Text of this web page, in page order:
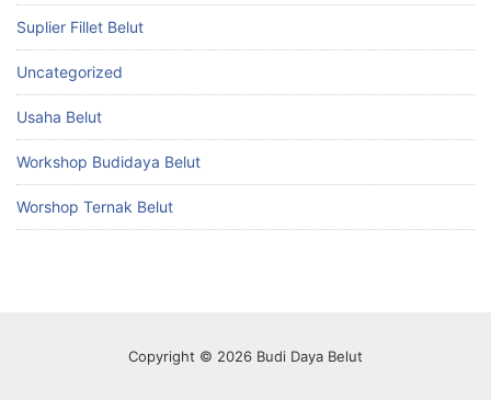
Suplier Fillet Belut
Uncategorized
Usaha Belut
Workshop Budidaya Belut
Worshop Ternak Belut
Copyright © 2026 Budi Daya Belut